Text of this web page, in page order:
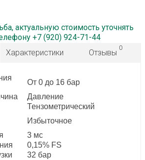
актуальную стоимость уточнять
+7 (920) 924-71-44
Характеристики Отзывы
0
От 0 до 16 бар
Давление
Тензометрический
Избыточное
3 мс
0,15% FS
32 бар